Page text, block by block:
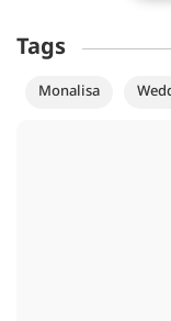
Tags
Monalisa